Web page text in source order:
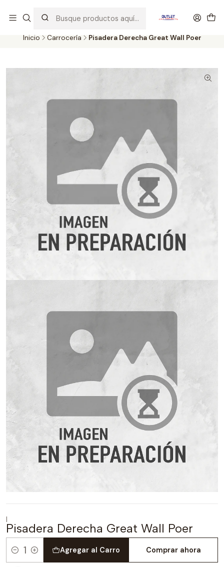
probados con altos estándares de calidad.
Inicio Carrocería Pisadera Derecha Great Wall Poer
|
Pisadera Derecha Great Wall Poer
Cantidad
Agregar al Carro Comprar ahora